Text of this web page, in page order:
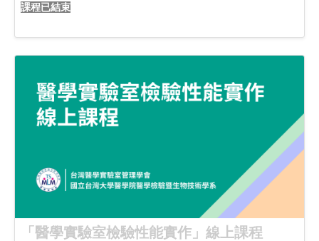
課程已結束
「醫學實驗室檢驗性能實作」線上課程